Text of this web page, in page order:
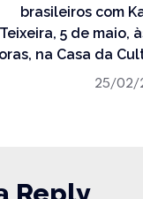
brasileiros com
Teixeira, 5 de maio,
na Casa da
25/02/